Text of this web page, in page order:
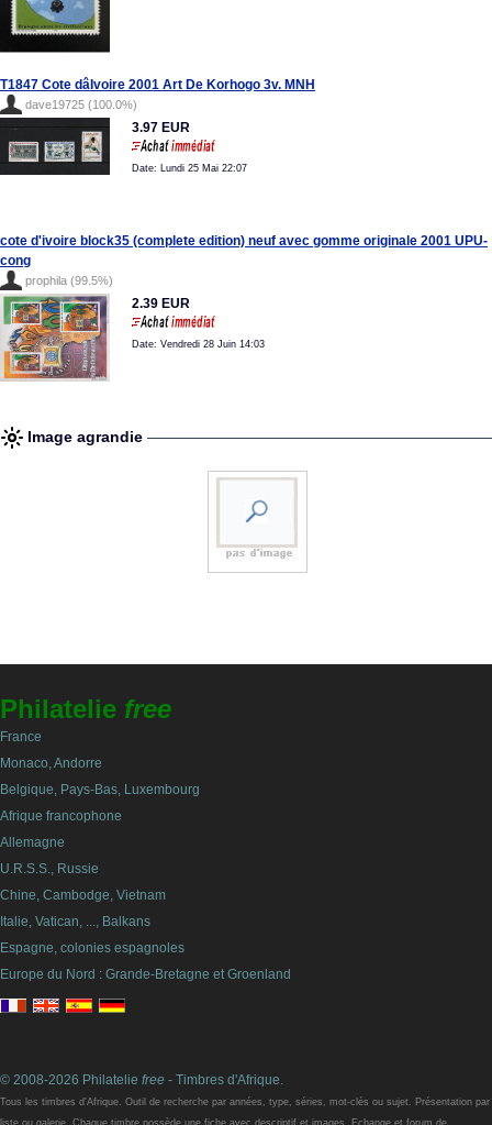
T1847 Cote dâIvoire 2001 Art De Korhogo 3v. MNH
dave19725 (100.0%)
3.97 EUR
Date: Lundi 25 Mai 22:07
cote d'ivoire block35 (complete edition) neuf avec gomme originale 2001 UPU-
cong
prophila (99.5%)
2.39 EUR
Date: Vendredi 28 Juin 14:03
Image agrandie
Philatelie free
France
Monaco, Andorre
Belgique, Pays-Bas, Luxembourg
Afrique francophone
Allemagne
U.R.S.S., Russie
Chine, Cambodge, Vietnam
Italie, Vatican, ..., Balkans
Espagne, colonies espagnoles
Europe du Nord : Grande-Bretagne et Groenland
© 2008-2026 Philatelie free - Timbres d'Afrique.
Tous les timbres d'Afrique. Outil de recherche par années, type, séries, mot-clés ou sujet. Présentation par
liste ou galerie. Chaque timbre possède une fiche avec descriptif et images. Echange et forum de